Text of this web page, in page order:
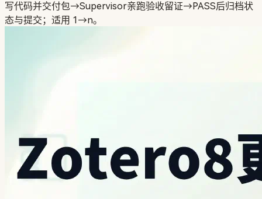
写代码并交付包→Supervisor亲跑验收留证→PASS后归档状
态与提交；适用 1→n。